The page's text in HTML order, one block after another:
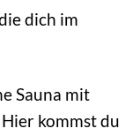
dich im
Sauna mit
kommst du